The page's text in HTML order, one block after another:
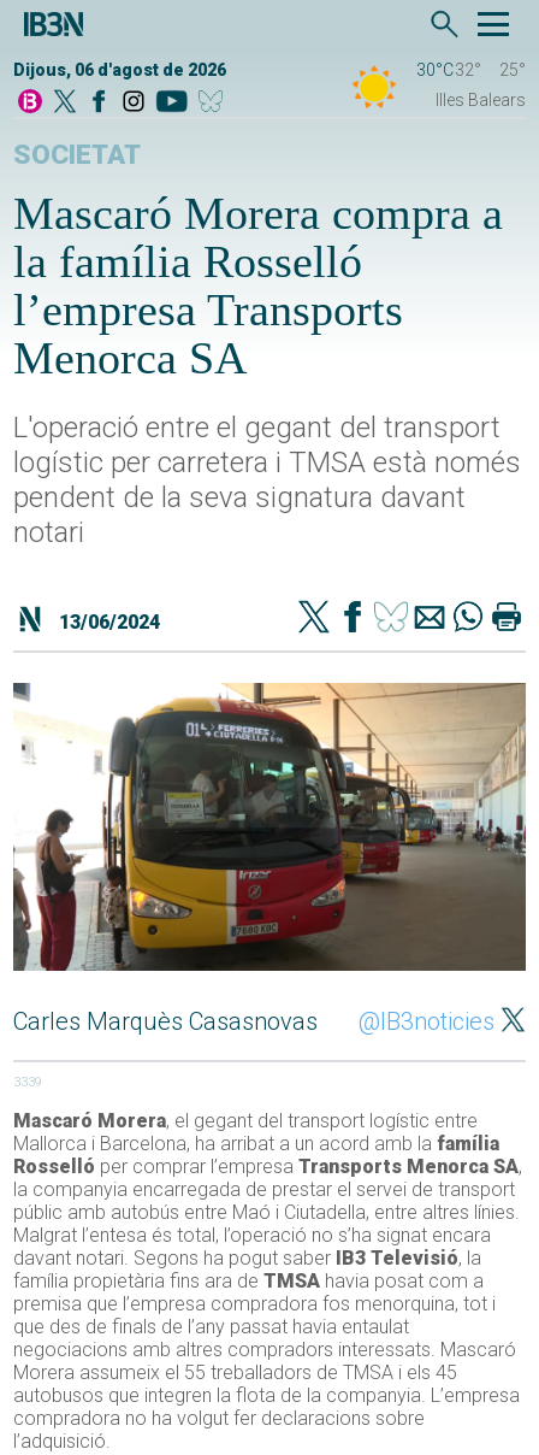
Dijous, 06 d'agost de 2026 30°C32°
25°
Illes Balears
SOCIETAT
Mascaró Morera compra a
la família Rosselló
l’empresa Transports
Menorca SA
L'operació entre el gegant del transport
logístic per carretera i TMSA està només
pendent de la seva signatura davant
notari
13/06/2024
Carles Marquès Casasnovas @IB3noticies
3339
Mascaró Morera, el gegant del transport logístic entre
Mallorca i Barcelona, ha arribat a un acord amb la família
Rosselló per comprar l’empresaTransports Menorca SA,
la companyia encarregada de prestar el servei de transport
públic amb autobús entre Maó i Ciutadella, entre altres línies.
Malgrat l’entesa és total, l’operació no s’ha signat encara
davant notari. Segons ha pogut saber IB3 Televisió, la
família propietària fins ara de TMSA havia posat com a
premisa que l’empresa compradora fos menorquina, tot i
que des de finals de l’any passat havia entaulat
negociacions amb altres compradors interessats. Mascaró
Morera assumeix el 55 treballadors de TMSA i els 45
autobusos que integren la flota de la companyia. L’empresa
compradora no ha volgut fer declaracions sobre
l’adquisició.